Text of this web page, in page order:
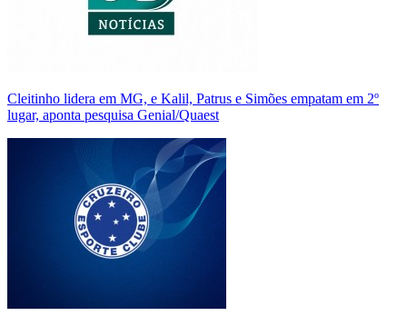
Cleitinho lidera em MG, e Kalil, Patrus e Simões empatam em 2º
lugar, aponta pesquisa Genial/Quaest